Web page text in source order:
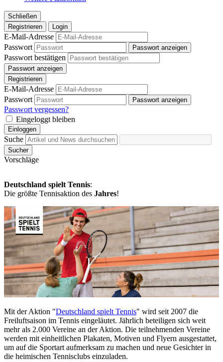
Schließen
Registrieren
Login
E-Mail-Adresse
Passwort
Passwort anzeigen
Passwort bestätigen
Passwort anzeigen
Registrieren
E-Mail-Adresse
Passwort
Passwort anzeigen
Passwort vergessen?
Eingeloggt bleiben
Einloggen
Suche
Sucher
Vorschläge
Deutschland spielt Tennis:
Die größte Tennisaktion des Jahres!
Mit der Aktion "Deutschland spielt Tennis" wird seit 2007 die
Freiluftsaison im Tennis eingeläutet. Jährlich beteiligen sich weit
mehr als 2.000 Vereine an der Aktion. Die teilnehmenden Vereine
werden mit einheitlichen Plakaten, Motiven und Flyern ausgestattet,
um auf die Sportart aufmerksam zu machen und neue Gesichter in
die heimischen Tennisclubs einzuladen.